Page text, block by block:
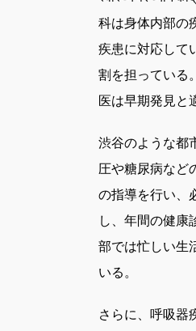
科は身体内部の
疾患に対応して
割を担っている
医は早期発見と
渋谷のような都
圧や糖尿病など
の指導を行い、
し、年間の健康
部では忙しい生
いる。
さらに、呼吸器